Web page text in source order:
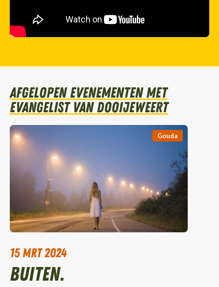
Afgelopen evenementen met
Evangelist Van Dooijeweert
Gouda
15 mrt 2024
Buiten.